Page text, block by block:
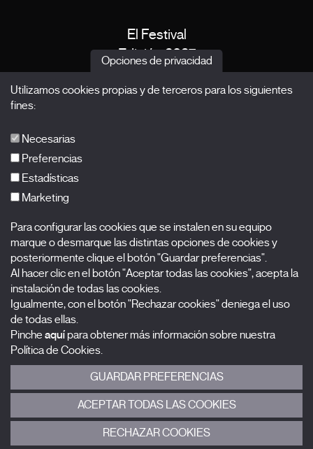
El Festival
Edición 2027
Acreditaciones
Nombre
Apellidos
Correo electrónico
Selecciona una categoría
0 listas seleccionadas
Acepto términos, condiciones ypolítica de privacidad
Opciones de privacidad
Utilizamos cookies propias y de terceros para los siguientes
fines:
Necesarias
Preferencias
Estadísticas
Marketing
Para configurar las cookies que se instalen en su equipo
marque o desmarque las distintas opciones de cookies y
posteriormente clique el botón "Guardar preferencias".
Al hacer clic en el botón "Aceptar todas las cookies", acepta la
instalación de todas las cookies.
Igualmente, con el botón "Rechazar cookies" deniega el uso
de todas ellas.
Pinche aquí para obtener más información sobre nuestra
Política de Cookies.
GUARDAR PREFERENCIAS
ACEPTAR TODAS LAS COOKIES
RECHAZAR COOKIES